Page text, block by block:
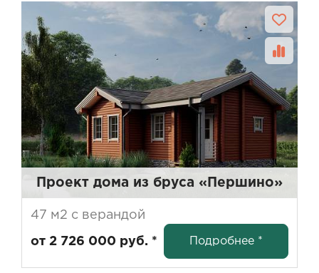
Проект дома из бруса «Першино»
47 м2 с верандой
от 2 726 000 руб. * Подробнее *